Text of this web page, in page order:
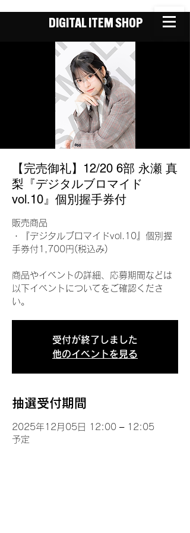
DIGITAL ITEM SHOP
【完売御礼】12/20 6部 永瀬 真
梨『デジタルブロマイド
vol.10』個別握手券付
販売商品
・『デジタルブロマイドvol.10』個別握
手券付1,700円(税込み)
商品やイベントの詳細、応募期間などは
以下イベントについてをご確認くださ
い。
受付が終了しました
他のイベントを見る
抽選受付期間
2025年12月05日 12:00 – 12:05
予定